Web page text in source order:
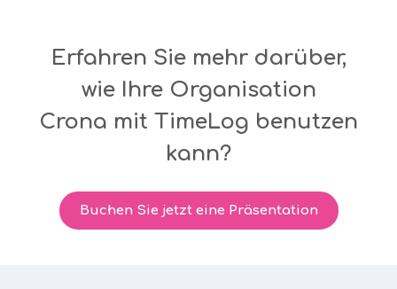
Erfahren Sie mehr darüber,
wie Ihre Organisation
Crona mit TimeLog benutzen
kann?
Buchen Sie jetzt eine Präsentation